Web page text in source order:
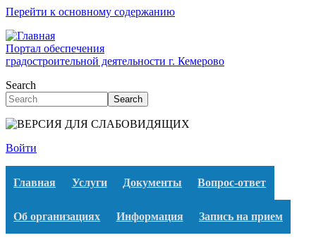
Перейти к основному содержанию
Портал обеспечения
градостроительной деятельности г. Кемерово
Search
Search
Войти
Главная Услуги Документы Вопрос-ответ
Об организациях Информация Запись на прием